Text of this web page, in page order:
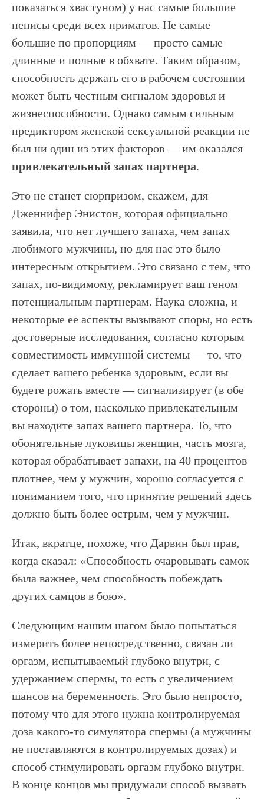
показаться хвастуном) у нас самые большие
пенисы среди всех приматов. Не самые
большие по пропорциям — просто самые
длинные и полные в обхвате. Таким образом,
способность держать его в рабочем состоянии
может быть честным сигналом здоровья и
жизнеспособности. Однако самым сильным
предиктором женской сексуальной реакции не
был ни один из этих факторов — им оказался
привлекательный запах партнера.
Это не станет сюрпризом, скажем, для
Дженнифер Энистон, которая официально
заявила, что нет лучшего запаха, чем запах
любимого мужчины, но для нас это было
интересным открытием. Это связано с тем, что
запах, по-видимому, рекламирует ваш геном
потенциальным партнерам. Наука сложна, и
некоторые ее аспекты вызывают споры, но есть
достоверные исследования, согласно которым
совместимость иммунной системы — то, что
сделает вашего ребенка здоровым, если вы
будете рожать вместе — сигнализирует (в обе
стороны) о том, насколько привлекательным
вы находите запах вашего партнера. То, что
обонятельные луковицы женщин, часть мозга,
которая обрабатывает запахи, на 40 процентов
плотнее, чем у мужчин, хорошо согласуется с
пониманием того, что принятие решений здесь
должно быть более острым, чем у мужчин.
Итак, вкратце, похоже, что Дарвин был прав,
когда сказал: «Способность очаровывать самок
была важнее, чем способность побеждать
других самцов в бою».
Следующим нашим шагом было попытаться
измерить более непосредственно, связан ли
оргазм, испытываемый глубоко внутри, с
удержанием спермы, то есть с увеличением
шансов на беременность. Это было непросто,
потому что для этого нужна контролируемая
доза какого-то симулятора спермы (а мужчины
не поставляются в контролируемых дозах) и
способ стимулировать оргазм глубоко внутри.
В конце концов мы придумали способ вызвать